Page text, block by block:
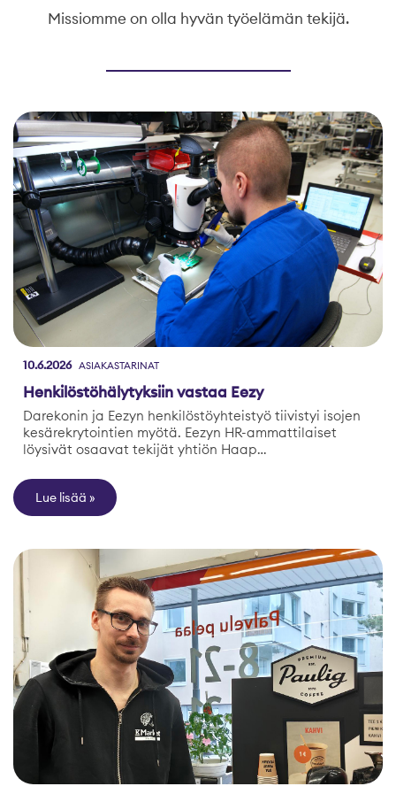
Missiomme on olla hyvän työelämän tekijä.
10.6.2026 ASIAKASTARINAT
Henkilöstöhälytyksiin vastaa Eezy
Darekonin ja Eezyn henkilöstöyhteistyö tiivistyi isojen
kesärekrytointien myötä. Eezyn HR-ammattilaiset
löysivät osaavat tekijät yhtiön Haap…
Lue lisää